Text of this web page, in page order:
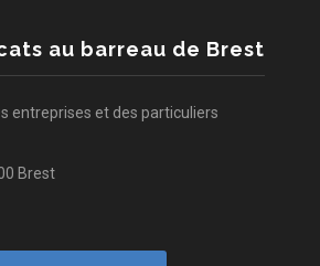
au barreau de Brest
entreprises et des particuliers
Brest